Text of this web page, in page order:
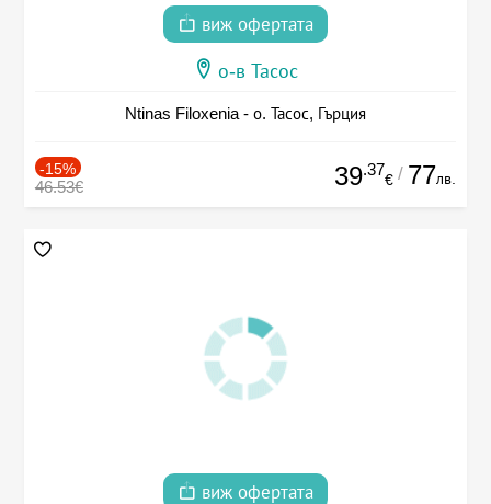
виж офертата
о-в Тасос
Ntinas Filoxenia - о. Тасос, Гърция
-15%
46.53€ 39.37
€ / 77лв.
виж офертата